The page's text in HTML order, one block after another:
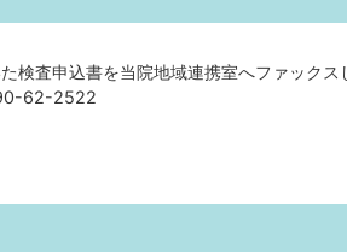
検査申込書を当院地域連携室へファックス
62-2522